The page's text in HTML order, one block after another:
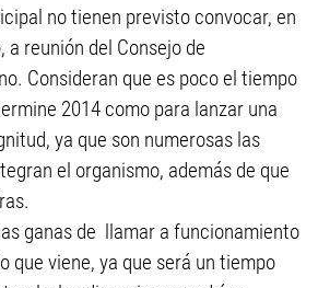
no tienen previsto convocar, en
a reunión del Consejo de
Consideran que es poco el tiempo
2014 como para lanzar una
ya que son numerosas las
el organismo, además de que
ganas de llamar a funcionamiento
que viene, ya que será un tiempo